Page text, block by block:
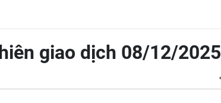
giao dịch 08/12/2025